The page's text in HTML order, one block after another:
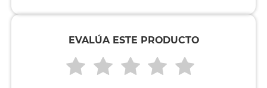
EVALÚA ESTE PRODUCTO